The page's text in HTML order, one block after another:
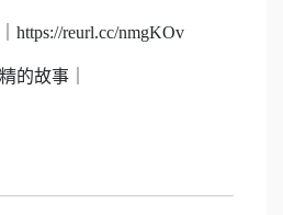
https://reurl.cc/nmgKOv
的故事｜